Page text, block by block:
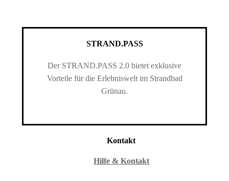
STRAND.PASS
Der STRAND.PASS 2.0 bietet exklusive
Vorteile für die Erlebniswelt im Strandbad
Grünau.
Kontakt
Hilfe & Kontakt